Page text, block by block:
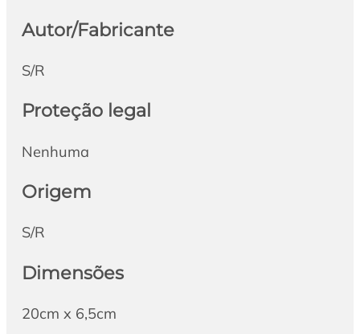
Autor/Fabricante
S/R
Proteção legal
Nenhuma
Origem
S/R
Dimensões
20cm x 6,5cm